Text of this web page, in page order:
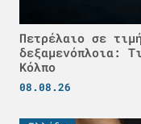
Πετρέλαιο σε
δεξαμενόπλοια:
Κόλπο
08.08.26